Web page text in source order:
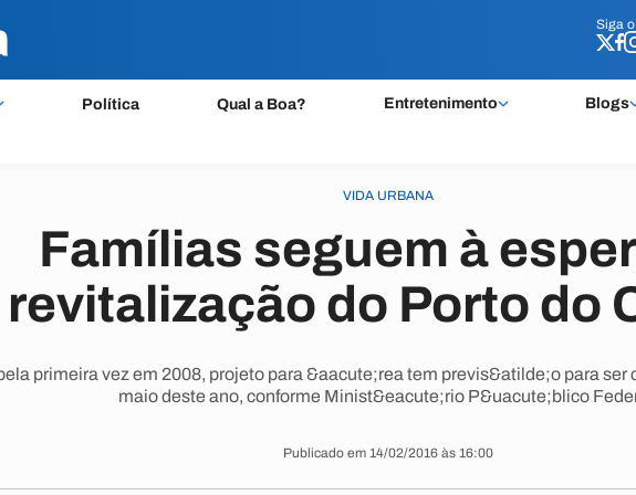
Siga o
Política Qual a Boa? Entretenimento Blogs
Siga o
VIDA URBANA
Famílias seguem à
revitalização do Porto do
primeira vez em 2008, projeto para &aacute;rea tem previs&atilde;o para
maio deste ano, conforme Minist&eacute;rio P&uacute;blico
Publicado em 14/02/2016 às 16:00